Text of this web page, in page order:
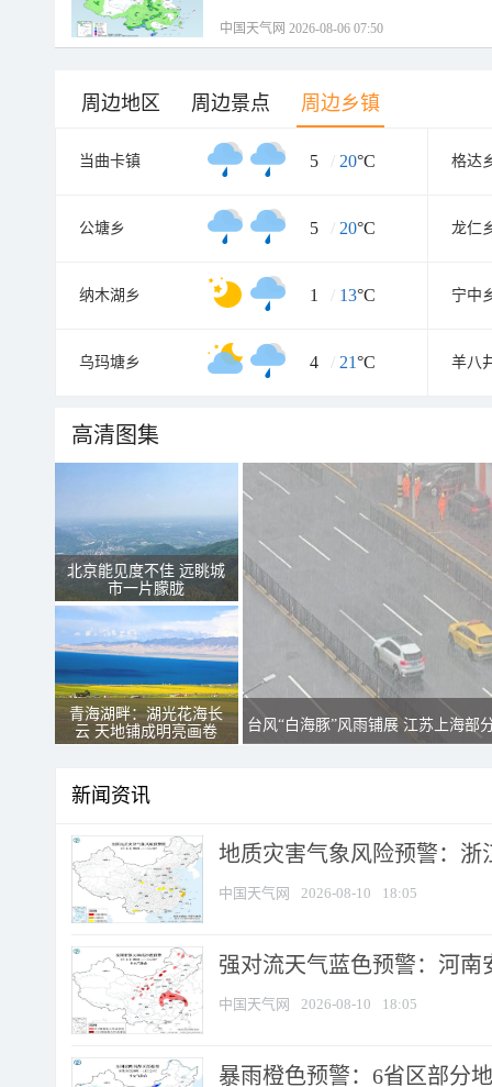
中国天气网 2026-08-06 07:50
周边地区 周边景点 周边乡镇
当曲卡镇 5 / 20°C 格达
公塘乡 5 / 20°C 龙仁
纳木湖乡 1 / 13°C 宁中
乌玛塘乡 4 / 21°C 羊八
高清图集
北京能见度不佳 远眺城
市一片朦胧
青海湖畔：湖光花海长
云 天地铺成明亮画卷
台风“白海豚”风雨铺展 江苏上海部
新闻资讯
地质灾害气象风险预警：浙
中国天气网 2026-08-10 18:05
强对流天气蓝色预警：河南
中国天气网 2026-08-10 18:05
暴雨橙色预警：6省区部分